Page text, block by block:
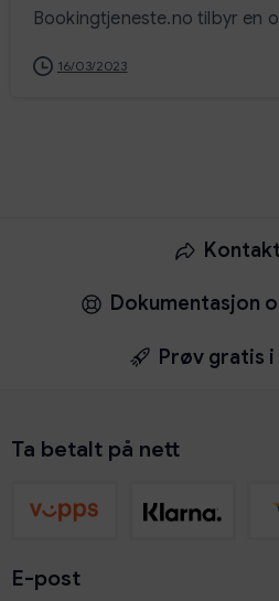
Bookingtjeneste.no tilbyr en
16/03/2023
Dokumentasjon
Prøv gratis
Ta betalt på nett
E-post